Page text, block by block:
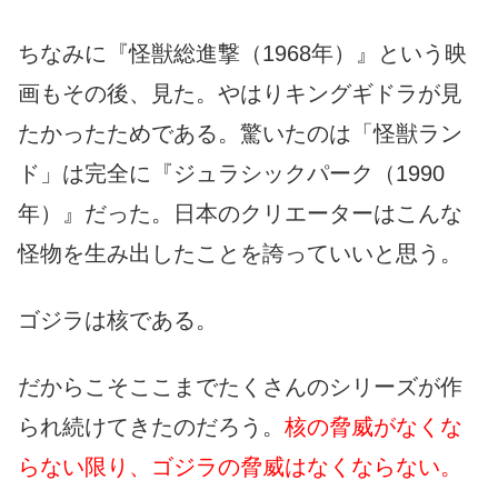
ちなみに『怪獣総進撃（1968年）』という映
画もその後、見た。やはりキングギドラが見
たかったためである。驚いたのは「怪獣ラン
ド」は完全に『ジュラシックパーク（1990
年）』だった。日本のクリエーターはこんな
怪物を生み出したことを誇っていいと思う。
ゴジラは核である。
だからこそここまでたくさんのシリーズが作
られ続けてきたのだろう。 核の脅威がなくな
らない限り、ゴジラの脅威はなくならない。